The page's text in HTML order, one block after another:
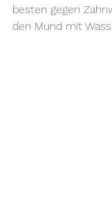
besten gegen
den Mund mit